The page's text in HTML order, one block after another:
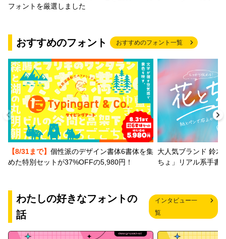
フォントを厳選しました
おすすめのフォント おすすめのフォント一覧
【8/31まで】 個性派のデザイン書体6書体を集
めた特別セットが37%OFFの5,980円！
大人気ブランド 鈴木
ちょ」リアル系手書
わたしの好きなフォントの
話
インタビュー一
覧